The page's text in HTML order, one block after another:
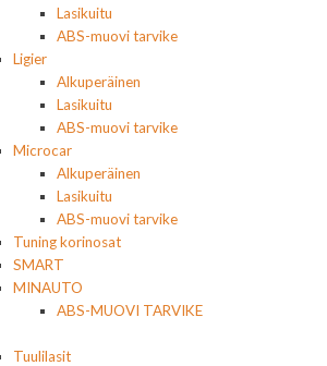
Lasikuitu
ABS-muovi tarvike
Ligier
Alkuperäinen
Lasikuitu
ABS-muovi tarvike
Microcar
Alkuperäinen
Lasikuitu
ABS-muovi tarvike
Tuning korinosat
SMART
MINAUTO
ABS-MUOVI TARVIKE
Tuulilasit